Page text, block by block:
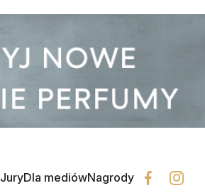
JuryDla mediówNagrody